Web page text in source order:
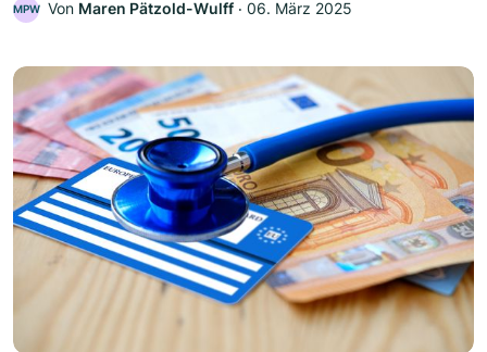
MPW Von Maren Pätzold-Wulff ‧ 06. März 2025